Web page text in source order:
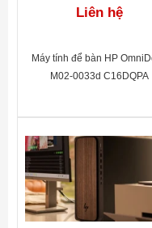
Liên hệ
Máy tính để bàn HP
M02-0033d C16DQPA